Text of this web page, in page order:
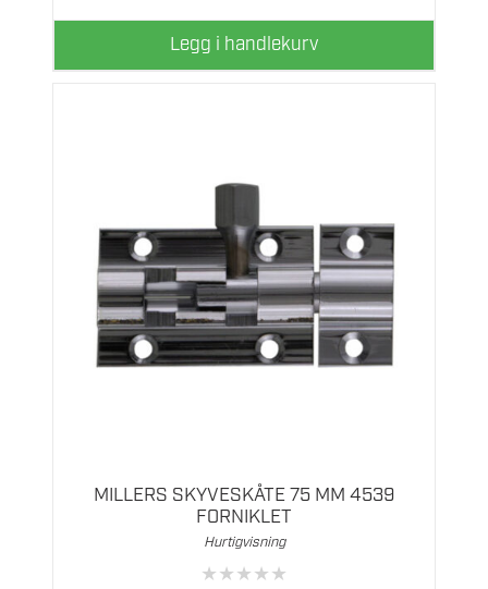
Legg i handlekurv
MILLERS SKYVESKÅTE 75 MM 4539
FORNIKLET
Hurtigvisning
★★★★★